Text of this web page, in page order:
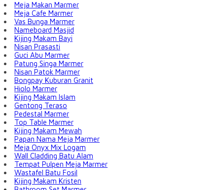
Meja Makan Marmer
Meja Cafe Marmer
Vas Bunga Marmer
Nameboard Masjid
Kijing Makam Bayi
Nisan Prasasti
Guci Abu Marmer
Patung Singa Marmer
Nisan Patok Marmer
Bongpay Kuburan Granit
Hiolo Marmer
Kijing Makam Islam
Gentong Teraso
Pedestal Marmer
Top Table Marmer
Kijing Makam Mewah
Papan Nama Meja Marmer
Meja Onyx Mix Logam
Wall Cladding Batu Alam
Tempat Pulpen Meja Marmer
Wastafel Batu Fosil
Kijing Makam Kristen